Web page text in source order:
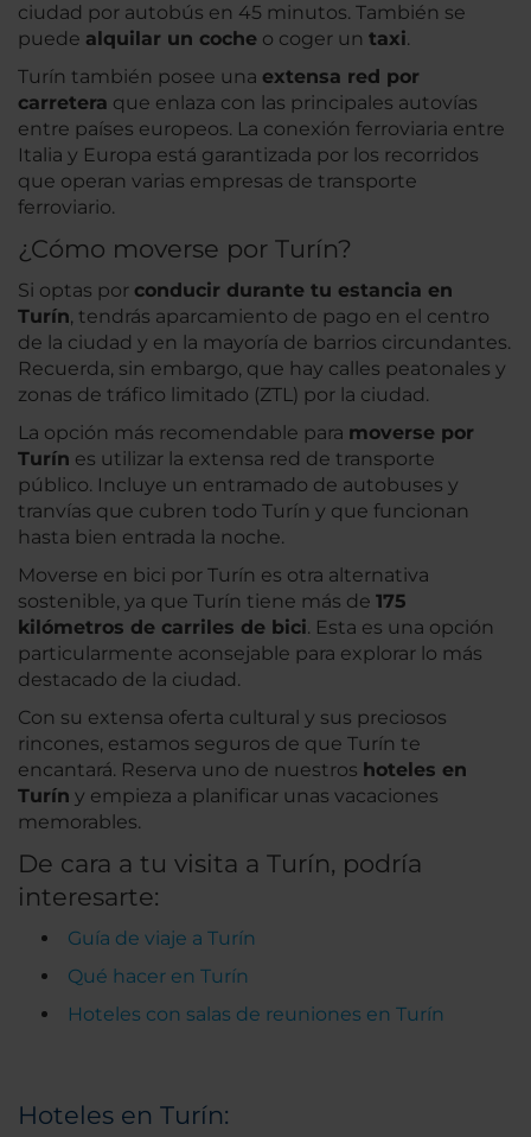
ciudad por autobús en 45 minutos. También se
puede alquilar un coche o coger un taxi.
Turín también posee una extensa red por
carretera que enlaza con las principales autovías
entre países europeos. La conexión ferroviaria entre
Italia y Europa está garantizada por los recorridos
que operan varias empresas de transporte
ferroviario.
¿Cómo moverse por Turín?
Si optas por conducir durante tu estancia en
Turín, tendrás aparcamiento de pago en el centro
de la ciudad y en la mayoría de barrios circundantes.
Recuerda, sin embargo, que hay calles peatonales y
zonas de tráfico limitado (ZTL) por la ciudad.
La opción más recomendable para moverse por
Turín es utilizar la extensa red de transporte
público. Incluye un entramado de autobuses y
tranvías que cubren todo Turín y que funcionan
hasta bien entrada la noche.
Moverse en bici por Turín es otra alternativa
sostenible, ya que Turín tiene más de 175
kilómetros de carriles de bici. Esta es una opción
particularmente aconsejable para explorar lo más
destacado de la ciudad.
Con su extensa oferta cultural y sus preciosos
rincones, estamos seguros de que Turín te
encantará. Reserva uno de nuestros hoteles en
Turín y empieza a planificar unas vacaciones
memorables.
De cara a tu visita a Turín, podría
interesarte:
Guía de viaje a Turín
Qué hacer en Turín
Hoteles con salas de reuniones en Turín
Hoteles en Turín: